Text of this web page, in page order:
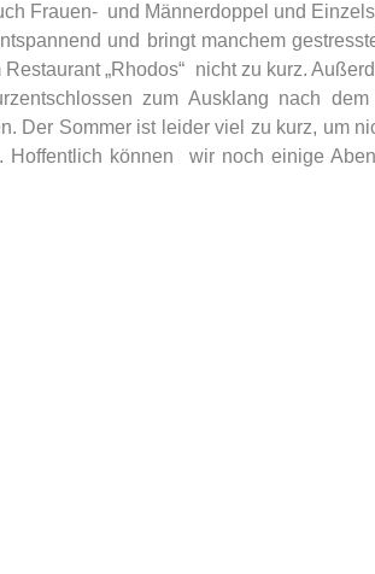
Frauen-  und Männerdoppel und
und bringt manchem
„Rhodos“  nicht zu kurz.
zum Ausklang nach
Der Sommer ist leider viel zu kurz, um
Hoffentlich können  wir noch einige